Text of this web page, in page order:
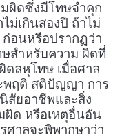
ดซึ่งมีโทษจำคุก
ม่เกินสองปี ถ้าไม่
อนหรือปรากฏว่า
สำหรับความ ผิดที่
ดลหุโทษ เมื่อศาล
พฤติ สติปัญญา การ
สัยอาชีพและสิ่ง
ผิด หรือเหตุอื่นอัน
ศาลจะพิพากษาว่า